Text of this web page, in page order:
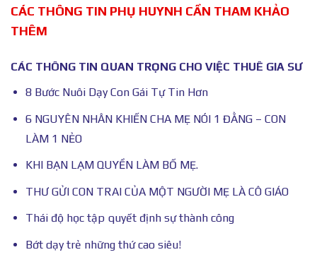
CÁC THÔNG TIN PHỤ HUYNH CẦN THAM KHẢO
THÊM
CÁC THÔNG TIN QUAN TRỌNG CHO VIỆC THUÊ GIA SƯ
8 Bước Nuôi Dạy Con Gái Tự Tin Hơn
6 NGUYÊN NHÂN KHIẾN CHA MẸ NÓI 1 ĐẰNG – CON
LÀM 1 NẺO
KHI BẠN LẠM QUYỀN LÀM BỐ MẸ.
THƯ GỬI CON TRAI CỦA MỘT NGƯỜI MẸ LÀ CÔ GIÁO
Thái độ học tập quyết định sự thành công
Bớt dạy trẻ những thứ cao siêu!